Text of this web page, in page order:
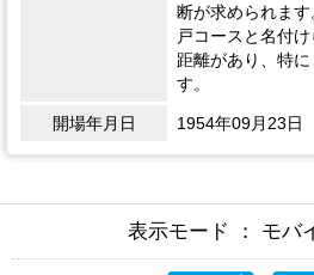
断が求められま
戸コースと名付
距離があり、特
す。
開場年月日 1954年09月23日
表示モード ： モバ